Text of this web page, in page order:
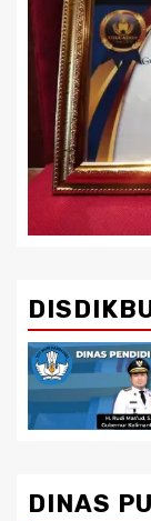
DINAS